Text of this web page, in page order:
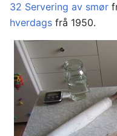
32 Servering av smør
hverdags frå 1950.